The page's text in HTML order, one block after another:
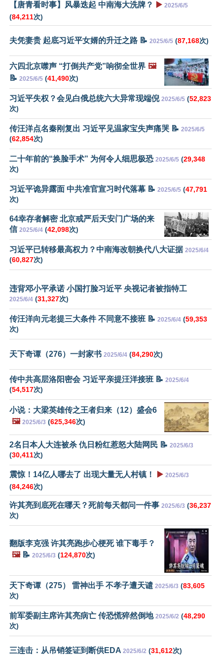
【唐青看时事】风暴迭起 中南海大洗牌？ ▶️ 2025/6/5
(84,211次)
夫凭妻贵 起底习近平女婿的升迁之路 📝 2025/6/5 (87,168次)
六四北京噤声 “打倒共产党”响彻全世界 🖼️
📝 2025/6/5 (41,490次)
习近平失权？会见白俄总统六大异常现端倪 2025/6/5 (52,823
次)
传汪洋点名秦刚复出 习近平见温家宝失声痛哭 📝 2025/6/5
(62,854次)
二十年前的“换脸手术” 为何令人细思极恐 2025/6/5 (29,348
次)
习近平诡异露面 中共准官宣习时代落幕 📝 2025/6/5 (47,791
次)
64幸存者解密 北京戒严后天安门广场的来
信 2025/6/4 (42,098次)
习近平已转移最高权力？中南海改朝换代八大证据 2025/6/4
(60,827次)
违背邓小平承诺 小国打脸习近平 央视记者被指特工
2025/6/4 (31,327次)
传汪洋向元老提三大条件 不同意不接班 📝 2025/6/4 (59,353
次)
天下奇谭（276）一封家书 2025/6/4 (84,290次)
传中共高层洛阳密会 习近平亲提汪洋接班 📝 2025/6/4
(54,517次)
小说：大梁英雄传之王者归来（12）盛会6
🖼️ 2025/6/3 (625,346次)
2名日本人大连被杀 仇日粉红惹怒大陆网民 📝 2025/6/3
(30,411次)
震惊！14亿人哪去了 出现大量无人村镇！ ▶️ 2025/6/3
(84,246次)
许其亮到底死在哪天？死前每天都问一件事 2025/6/3 (36,237
次)
翻版李克强 许其亮跑步心梗死 谁下毒手？
🖼️📝 2025/6/3 (124,870次)
天下奇谭（275） 雷神出手 不孝子遭天谴 2025/6/3 (83,605
次)
前军委副主席许其亮病亡 传恐慌猝然倒地 2025/6/2 (48,290
次)
三连击：从吊销签证到断供EDA 2025/6/2 (31,612次)